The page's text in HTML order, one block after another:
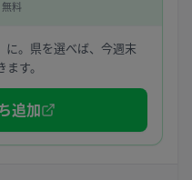
料
に。県を選べば、今週末
す。
追加